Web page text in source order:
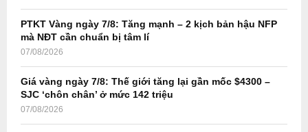
PTKT Vàng ngày 7/8: Tăng mạnh – 2 kịch bản hậu NFP
mà NĐT cần chuẩn bị tâm lí
07/08/2026
Giá vàng ngày 7/8: Thế giới tăng lại gần mốc $4300 –
SJC ‘chôn chân’ ở mức 142 triệu
07/08/2026